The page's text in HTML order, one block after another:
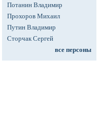
Потанин Владимир
Прохоров Михаил
Путин Владимир
Сторчак Сергей
все персоны